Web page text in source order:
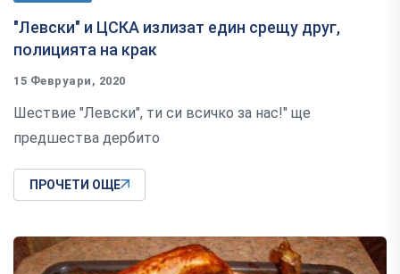
"Левски" и ЦСКА излизат един срещу друг,
полицията на крак
15 Февруари, 2020
Шествие "Левски", ти си всичко за нас!" ще
предшества дербито
ПРОЧЕТИ ОЩЕ